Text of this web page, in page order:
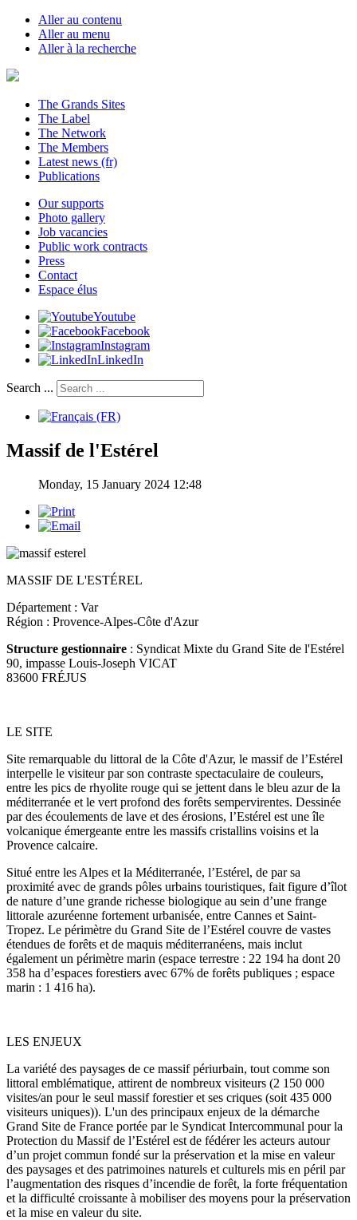
Aller au contenu
Aller au menu
Aller à la recherche
The Grands Sites
The Label
The Network
The Members
Latest news (fr)
Publications
Our supports
Photo gallery
Job vacancies
Public work contracts
Press
Contact
Espace élus
Youtube
Facebook
Instagram
LinkedIn
Search ...
Massif de l'Estérel
Monday, 15 January 2024 12:48
MASSIF DE L'ESTÉREL
Département : Var
Région : Provence-Alpes-Côte d'Azur
Structure gestionnaire : Syndicat Mixte du Grand Site de l'Estérel
90, impasse Louis-Joseph VICAT
83600 FRÉJUS
LE SITE
Site remarquable du littoral de la Côte d'Azur, le massif de l’Estérel
interpelle le visiteur par son contraste spectaculaire de couleurs,
entre les pics de rhyolite rouge qui se jettent dans le bleu azur de la
méditerranée et le vert profond des forêts sempervirentes. Dessinée
par des écoulements de lave et des érosions, l’Estérel est une île
volcanique émergeante entre les massifs cristallins voisins et la
Provence calcaire.
Situé entre les Alpes et la Méditerranée, l’Estérel, de par sa
proximité avec de grands pôles urbains touristiques, fait figure d’îlot
de nature d’une grande richesse biologique au sein d’une frange
littorale azuréenne fortement urbanisée, entre Cannes et Saint-
Tropez. Le périmètre du Grand Site de l’Estérel couvre de vastes
étendues de forêts et de maquis méditerranéens, mais inclut
également un périmètre marin (espace terrestre : 22 194 ha dont 20
358 ha d’espaces forestiers avec 67% de forêts publiques ; espace
marin : 1 416 ha).
LES ENJEUX
La variété des paysages de ce massif périurbain, tout comme son
littoral emblématique, attirent de nombreux visiteurs (2 150 000
visites/an pour le seul massif forestier et ses criques (soit 435 000
visiteurs uniques)). L'un des principaux enjeux de la démarche
Grand Site de France portée par le Syndicat Intercommunal pour la
Protection du Massif de l’Estérel est de fédérer les acteurs autour
d’un projet commun fondé sur la préservation et la mise en valeur
des paysages et des patrimoines naturels et culturels mis en péril par
l’augmentation des risques d’incendie de forêt, la forte fréquentation
et la difficulté croissante à mobiliser des moyens pour la préservation
et la mise en valeur du site.